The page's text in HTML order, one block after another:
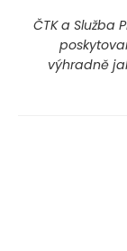
ČTK a Služba
výhradně